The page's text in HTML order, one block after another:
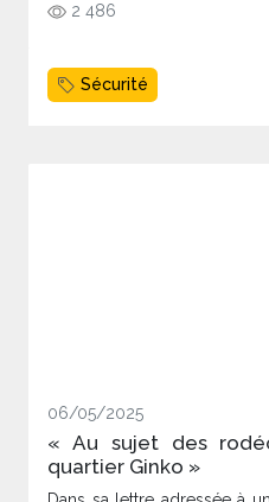
2 486
Sécurité
06/05/2025
« Au sujet des
quartier Ginko »